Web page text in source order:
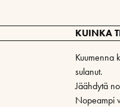
KUINKA
Kuumenna
sulanut.
Jäähdytä
Nopeampi